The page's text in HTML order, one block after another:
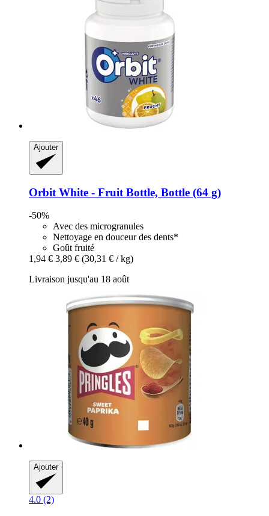
Ajouter
Orbit White -​ Fruit Bottle, Bottle (64 g)
-50%
Avec des microgranules
Nettoyage en douceur des dents*
Goût fruité
1,94 € 3,89 € (30,31 € / kg)
Livraison jusqu'au 18 août
Ajouter
4.0 (2)